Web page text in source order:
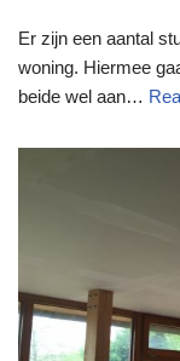
Er zijn een aantal
woning. Hiermee
beide wel aan…